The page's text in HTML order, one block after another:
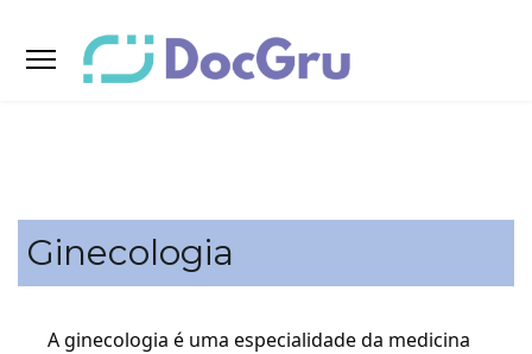
Ginecologia
A ginecologia é uma especialidade da medicina